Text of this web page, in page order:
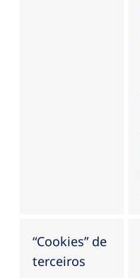
“Cookies” de
terceiros